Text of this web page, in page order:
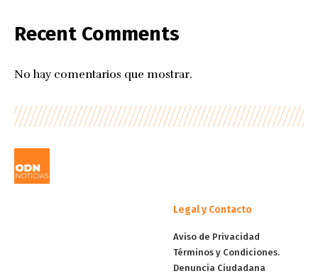
Recent Comments
No hay comentarios que mostrar.
Legal y Contacto
Aviso de Privacidad
Términos y Condiciones.
Denuncia Ciudadana